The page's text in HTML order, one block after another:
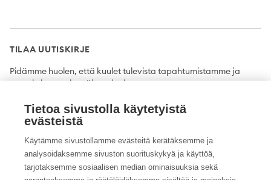
TILAA UUTISKIRJE
Pidämme huolen, että kuulet tulevista tapahtumistamme ja
uutuuksista ensimmäisten joukossa.
Tilaa
Twitter FacebookYouTubeInstagramLinkedIn
Tietoa sivustolla käytetyistä
evästeistä
Käytämme sivustollamme evästeitä kerätäksemme ja
analysoidaksemme sivuston suorituskykyä ja käyttöä,
tarjotaksemme sosiaalisen median ominaisuuksia sekä